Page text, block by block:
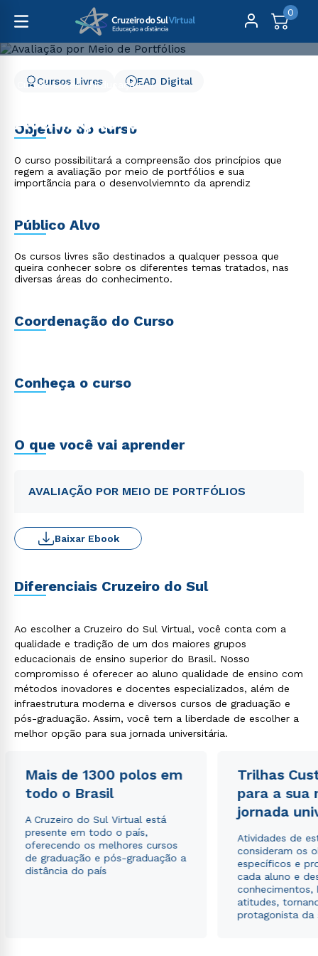
0
Cursos Livres
Educação
Avaliação por Meio de
Portfólios
Cursos Livres EAD Digital
Objetivo do curso
O curso possibilitará a compreensão dos princípios que
regem a avaliação por meio de portfólios e sua
importãncia para o desenvolviemnto da aprendiz
Público Alvo
Os cursos livres são destinados a qualquer pessoa que
queira conhecer sobre os diferentes temas tratados, nas
diversas áreas do conhecimento.
Coordenação do Curso
Conheça o curso
O que você vai aprender
AVALIAÇÃO POR MEIO DE PORTFÓLIOS
Baixar Ebook
Diferenciais Cruzeiro do Sul
Ao escolher a Cruzeiro do Sul Virtual, você conta com a
qualidade e tradição de um dos maiores grupos
educacionais de ensino superior do Brasil. Nosso
compromisso é oferecer ao aluno qualidade de ensino com
métodos inovadores e docentes especializados, além de
infraestrutura moderna e diversos cursos de graduação e
pós-graduação. Assim, você tem a liberdade de escolher a
melhor opção para sua jornada universitária.
Mais de 1300 polos em
todo o Brasil
A Cruzeiro do Sul Virtual está
presente em todo o país,
oferecendo os melhores cursos
de graduação e pós-graduação a
distância do país
Trilhas
para a sua
jornada
Atividades de
consideram os
específicos e
cada aluno e
conhecimentos,
atitudes,
protagonista da